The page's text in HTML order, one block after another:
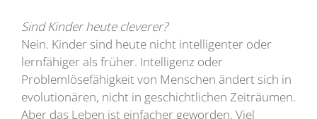
Sind Kinder heute cleverer?
Nein. Kinder sind heute nicht intelligenter oder
lernfähiger als früher. Intelligenz oder
Problemlösefähigkeit von Menschen ändert sich in
evolutionären, nicht in geschichtlichen Zeiträumen.
Aber das Leben ist einfacher geworden. Viel